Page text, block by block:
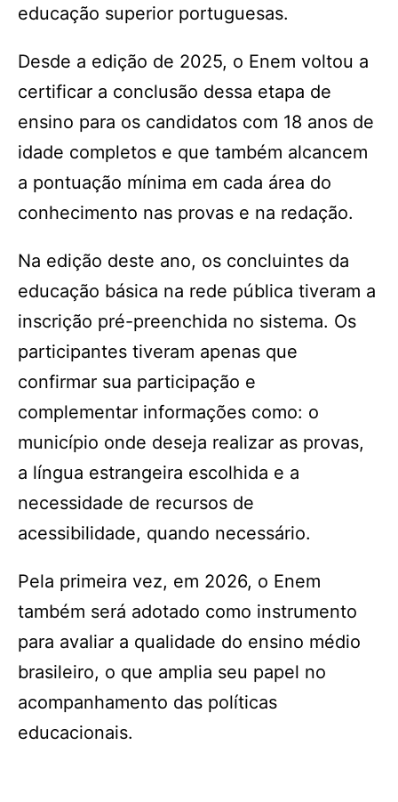
educação superior portuguesas.
Desde a edição de 2025, o Enem voltou a
certificar a conclusão dessa etapa de
ensino para os candidatos com 18 anos de
idade completos e que também alcancem
a pontuação mínima em cada área do
conhecimento nas provas e na redação.
Na edição deste ano, os concluintes da
educação básica na rede pública tiveram a
inscrição pré-preenchida no sistema. Os
participantes tiveram apenas que
confirmar sua participação e
complementar informações como: o
município onde deseja realizar as provas,
a língua estrangeira escolhida e a
necessidade de recursos de
acessibilidade, quando necessário.
Pela primeira vez, em 2026, o Enem
também será adotado como instrumento
para avaliar a qualidade do ensino médio
brasileiro, o que amplia seu papel no
acompanhamento das políticas
educacionais.